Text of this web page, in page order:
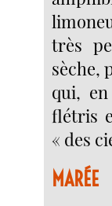
très
sèche,
qui,
flétris
« des
MARÉE